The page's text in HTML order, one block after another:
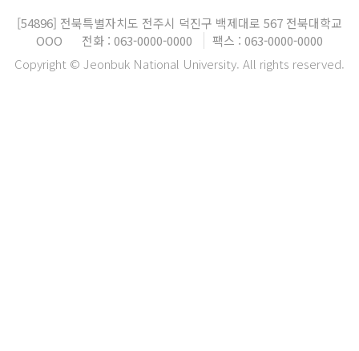
[54896] 전북특별자치도 전주시 덕진구 백제대로 567 전북대학교
OOO
전화 : 063-0000-0000
팩스 : 063-0000-0000
Copyright © Jeonbuk National University. All rights reserved.